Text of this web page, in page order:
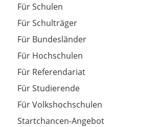
Für Schulen
Für Schulträger
Für Bundesländer
Für Hochschulen
Für Referendariat
Für Studierende
Für Volkshochschulen
Startchancen-Angebot